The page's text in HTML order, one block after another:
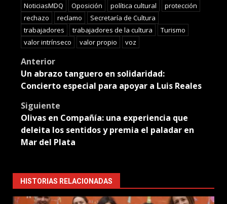
NoticiasMDQ
Oposición política cultural
protección
rechazo
reclamo
Secretaría de Cultura
trabajadores
trabajadores de la cultura
Turismo
valor intrínseco
valor propio voz
Post
navigation
Anterior
Un abrazo tanguero en solidaridad:
Concierto especial para apoyar a Luis Reales
Siguiente
Olivas en Compañía: una experiencia que
deleita los sentidos y premia el paladar en
Mar del Plata
HISTORIAS RELACIONADAS